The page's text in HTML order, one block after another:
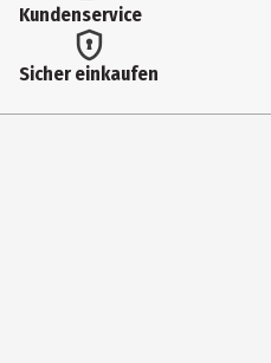
6 Monate
Artikelnummer des Herstellers
Kundenservice
Sicher einkaufen